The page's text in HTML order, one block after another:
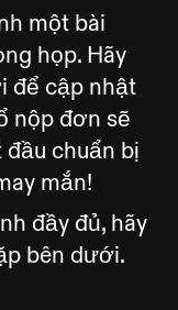
một bài
họp. Hãy
để cập nhật
nộp đơn sẽ
chuẩn bị
mắn!
đầy đủ, hãy
bên dưới.